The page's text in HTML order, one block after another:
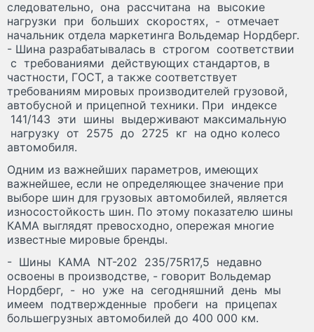
следовательно, она рассчитана на высокие
нагрузки при больших скоростях, - отмечает
начальник отдела маркетинга Вольдемар Нордберг.
- Шина разрабатывалась в строгом соответствии
с требованиями действующих стандартов, в
частности, ГОСТ, а также соответствует
требованиям мировых производителей грузовой,
автобусной и прицепной техники. При индексе
141/143 эти шины выдерживают максимальную
нагрузку от 2575 до 2725 кг на одно колесо
автомобиля.
Одним из важнейших параметров, имеющих
важнейшее, если не определяющее значение при
выборе шин для грузовых автомобилей, является
износостойкость шин. По этому показателю шины
КАМА выглядят превосходно, опережая многие
известные мировые бренды.
- Шины КАМА NT-202 235/75R17,5 недавно
освоены в производстве, - говорит Вольдемар
Нордберг, - но уже на сегодняшний день мы
имеем подтвержденные пробеги на прицепах
большегрузных автомобилей до 400 000 км.